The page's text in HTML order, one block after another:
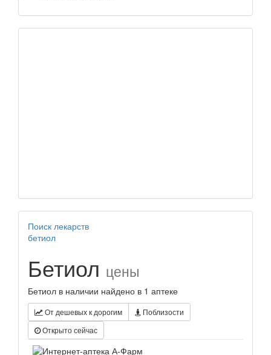
Поиск лекарств
бетиол
Бетиол цены
Бетиол в наличии найдено в 1 аптеке
От дешевых к дорогим
Поблизости
Открыто сейчас